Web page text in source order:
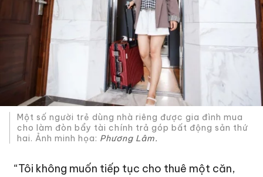
Một số người trẻ dùng nhà riêng được gia đình mua
cho làm đòn bẩy tài chính trả góp bất động sản thứ
hai. Ảnh minh họa: Phương Lâm.
“Tôi không muốn tiếp tục cho thuê một căn,